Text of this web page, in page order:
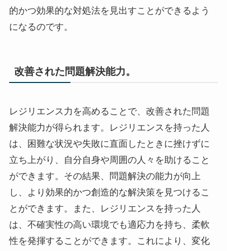
的かつ効果的な対処法を見出すことができるよう
になるのです。
改善された問題解決能力。
レジリエンス力を高めることで、改善された問題
解決能力が得られます。レジリエンスを持った人
は、困難な状況や失敗に直面したときに挫けずに
立ち上がり、自分自身や周囲の人々を助けること
ができます。その結果、問題解決の能力が向上
し、より効果的かつ創造的な解決策を見つけるこ
とができます。また、レジリエンスを持った人
は、不確実性の高い環境でも適応力を持ち、柔軟
性を発揮することができます。これにより、変化